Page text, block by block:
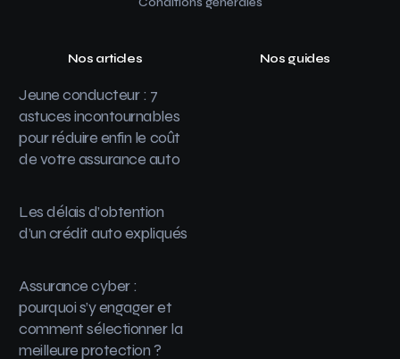
Nos articles
Jeune conducteur : 7
astuces incontournables
pour réduire enfin le coût
de votre assurance auto
Les délais d’obtention
d’un crédit auto expliqués
Assurance cyber :
pourquoi s’y engager et
comment sélectionner la
meilleure protection ?
Nos guides